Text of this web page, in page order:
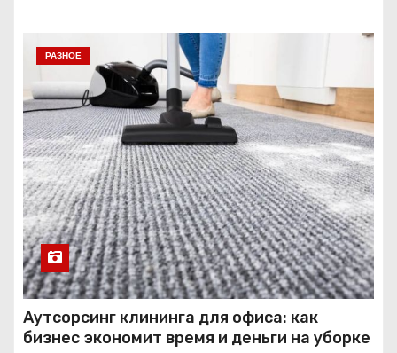
РАЗНОЕ
Аутсорсинг клининга для офиса: как
бизнес экономит время и деньги на уборке